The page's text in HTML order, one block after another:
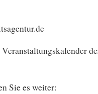
Sie es weiter: